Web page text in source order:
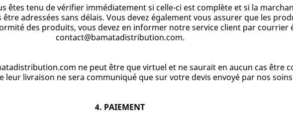
êtes tenu de vérifier immédiatement si celle-ci est complète et si la
adressées sans délais. Vous devez également vous assurer que les
des produits, vous devez en informer notre service client par courrier
contact@bamatadistribution.com.
ne peut être que virtuel et ne saurait en aucun cas être
livraison ne sera communiqué que sur votre devis envoyé par nos
4. PAIEMENT